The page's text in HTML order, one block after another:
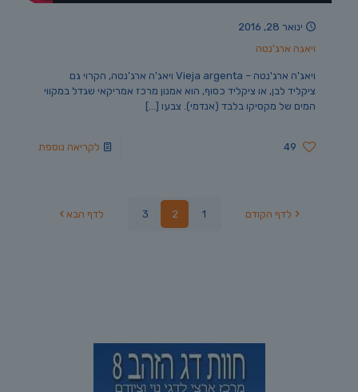
ינואר 28, 2016
ויאגה ארג'נטה
ויאג'ה ארג'נטה – Vieja argenta ויאג'ה ארג'נטה, הקרוי גם
ציקליד לבן, או ציקליד כסוף, הוא אמנון מרכז אמריקאי שגדל במקווי
המים של מקסיקו בלבד (אנדמי). צבעו […]
49 לקריאה נוספת
לדף הקודם 1
2
3 לדף הבא